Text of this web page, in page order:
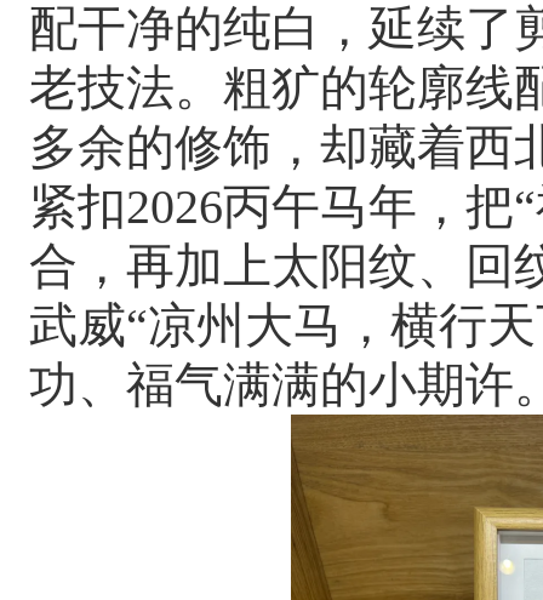
配干净的纯白，延续了
老技法。粗犷的轮廓线
多余的修饰，却藏着西
紧扣2026丙午马年，把
合，再加上太阳纹、回
武威“凉州大马，横行
功、福气满满的小期许